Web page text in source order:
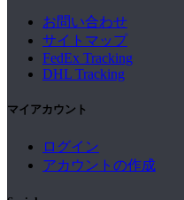
お問い合わせ
サイトマップ
FedEx Tracking
DHL Tracking
マイアカウント
ログイン
アカウントの作成